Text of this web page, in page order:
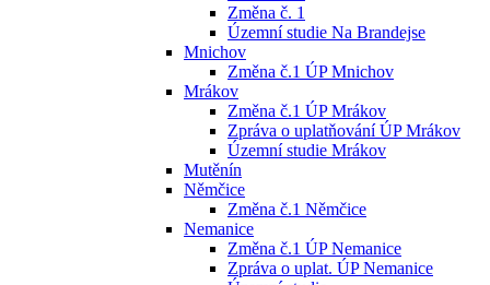
Změna č. 1
Územní studie Na Brandejse
Mnichov
Změna č.1 ÚP Mnichov
Mrákov
Změna č.1 ÚP Mrákov
Zpráva o uplatňování ÚP Mrákov
Územní studie Mrákov
Mutěnín
Němčice
Změna č.1 Němčice
Nemanice
Změna č.1 ÚP Nemanice
Zpráva o uplat. ÚP Nemanice